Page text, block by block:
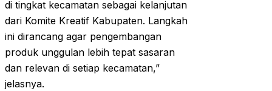
di tingkat kecamatan sebagai kelanjutan
dari Komite Kreatif Kabupaten. Langkah
ini dirancang agar pengembangan
produk unggulan lebih tepat sasaran
dan relevan di setiap kecamatan,”
jelasnya.